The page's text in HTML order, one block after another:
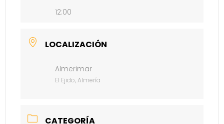
12:00
LOCALIZACIÓN
Almerimar
El Ejido, Almería
CATEGORÍA